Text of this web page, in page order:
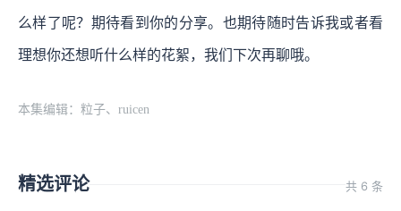
么样了呢？期待看到你的分享。也期待随时告诉我或者看
理想你还想听什么样的花絮，我们下次再聊哦。
本集编辑：粒子、ruicen
精选评论 共 6 条